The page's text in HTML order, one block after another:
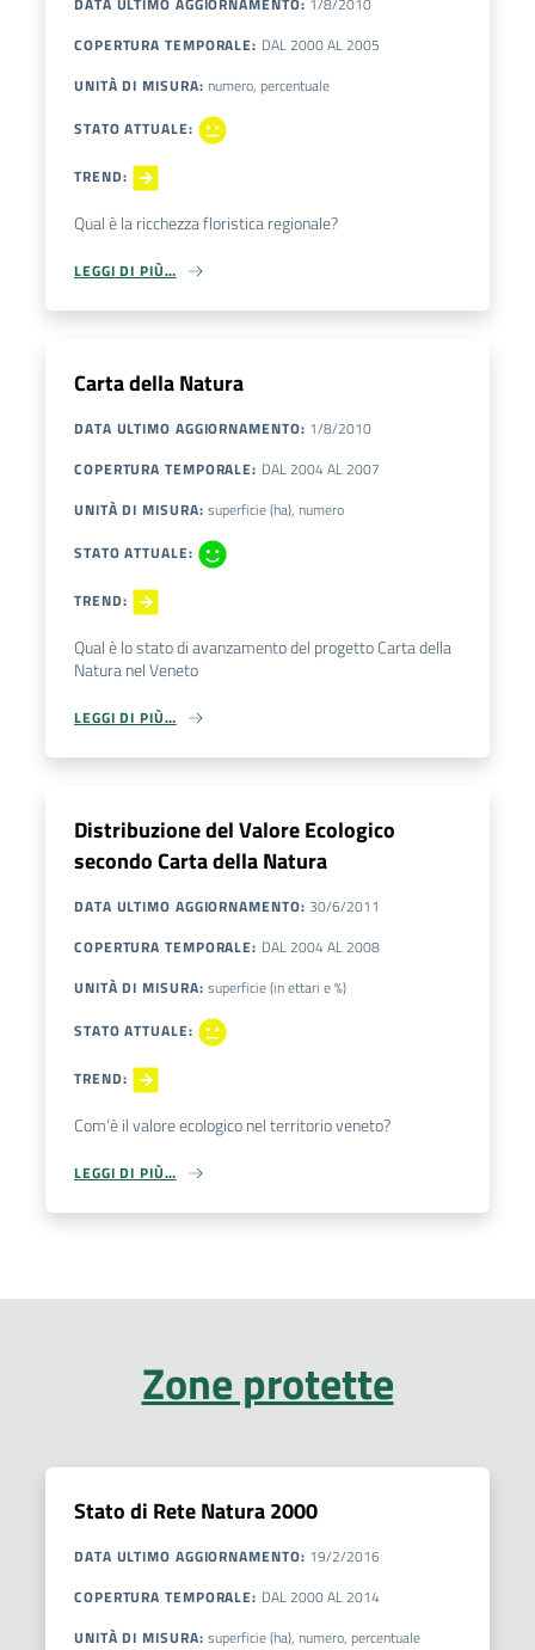
COPERTURA TEMPORALE: DAL 2000AL 2005
UNITÀ DI MISURA: numero, percentuale
STATO ATTUALE:
TREND:
Qual è la ricchezza floristica regionale?
LEGGI DI PIÙ…
Carta della Natura
DATA ULTIMO AGGIORNAMENTO: 1/8/2010
COPERTURA TEMPORALE: DAL 2004 AL 2007
UNITÀ DI MISURA: superficie (ha), numero
STATO ATTUALE:
TREND:
Qual è lo stato di avanzamento del progetto Carta della
Natura nel Veneto
LEGGI DI PIÙ…
Distribuzione del Valore Ecologico
secondo Carta della Natura
DATA ULTIMO AGGIORNAMENTO: 30/6/2011
COPERTURA TEMPORALE: DAL 2004 AL 2008
UNITÀ DI MISURA: superficie (in ettari e %)
STATO ATTUALE:
TREND:
Com’è il valore ecologico nel territorio veneto?
LEGGI DI PIÙ…
Zone protette
Stato di Rete Natura 2000
DATA ULTIMO AGGIORNAMENTO: 19/2/2016
COPERTURA TEMPORALE: DAL 2000AL 2014
UNITÀ DI MISURA: superficie (ha), numero, percentuale